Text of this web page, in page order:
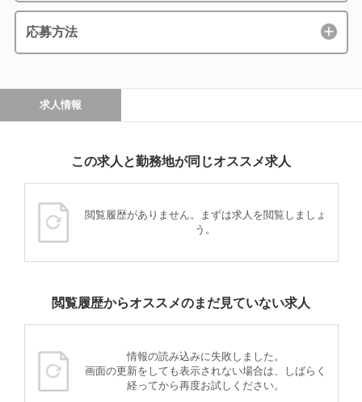
応募方法
求人情報
この求人と勤務地が同じオススメ求人
閲覧履歴がありません。まずは求人を閲覧しましょ
う。
閲覧履歴からオススメのまだ見ていない求人
情報の読み込みに失敗しました。
画面の更新をしても表示されない場合は、しばらく
経ってから再度お試しください。